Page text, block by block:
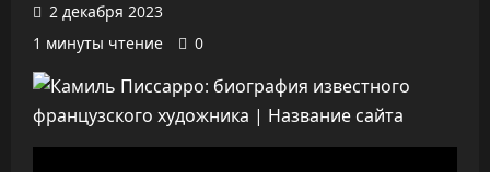
2 декабря 2023
1 минуты чтение
0